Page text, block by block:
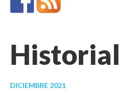
Historial
DICIEMBRE 2021